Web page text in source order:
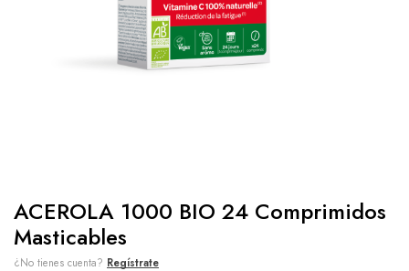
ACEROLA 1000 BIO 24 Comprimidos
Masticables
¿No tienes cuenta? Regístrate